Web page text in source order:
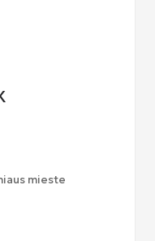
mieste